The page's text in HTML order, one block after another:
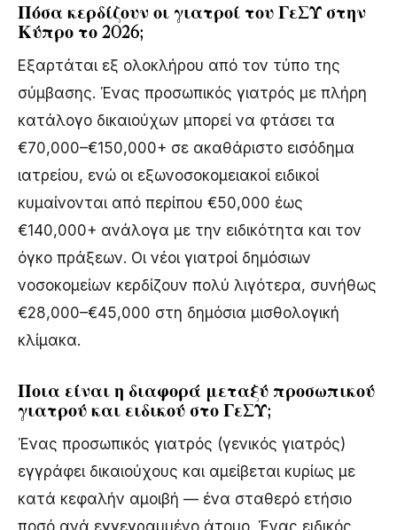
Πόσα κερδίζουν οι γιατροί του ΓεΣΥ στην
Κύπρο το 2026;
Εξαρτάται εξ ολοκλήρου από τον τύπο της
σύμβασης. Ένας προσωπικός γιατρός με πλήρη
κατάλογο δικαιούχων μπορεί να φτάσει τα
€70,000–€150,000+ σε ακαθάριστο εισόδημα
ιατρείου, ενώ οι εξωνοσοκομειακοί ειδικοί
κυμαίνονται από περίπου €50,000 έως
€140,000+ ανάλογα με την ειδικότητα και τον
όγκο πράξεων. Οι νέοι γιατροί δημόσιων
νοσοκομείων κερδίζουν πολύ λιγότερα, συνήθως
€28,000–€45,000 στη δημόσια μισθολογική
κλίμακα.
Ποια είναι η διαφορά μεταξύ προσωπικού
γιατρού και ειδικού στο ΓεΣΥ;
Ένας προσωπικός γιατρός (γενικός γιατρός)
εγγράφει δικαιούχους και αμείβεται κυρίως με
κατά κεφαλήν αμοιβή — ένα σταθερό ετήσιο
ποσό ανά εγγεγραμμένο άτομο. Ένας ειδικός